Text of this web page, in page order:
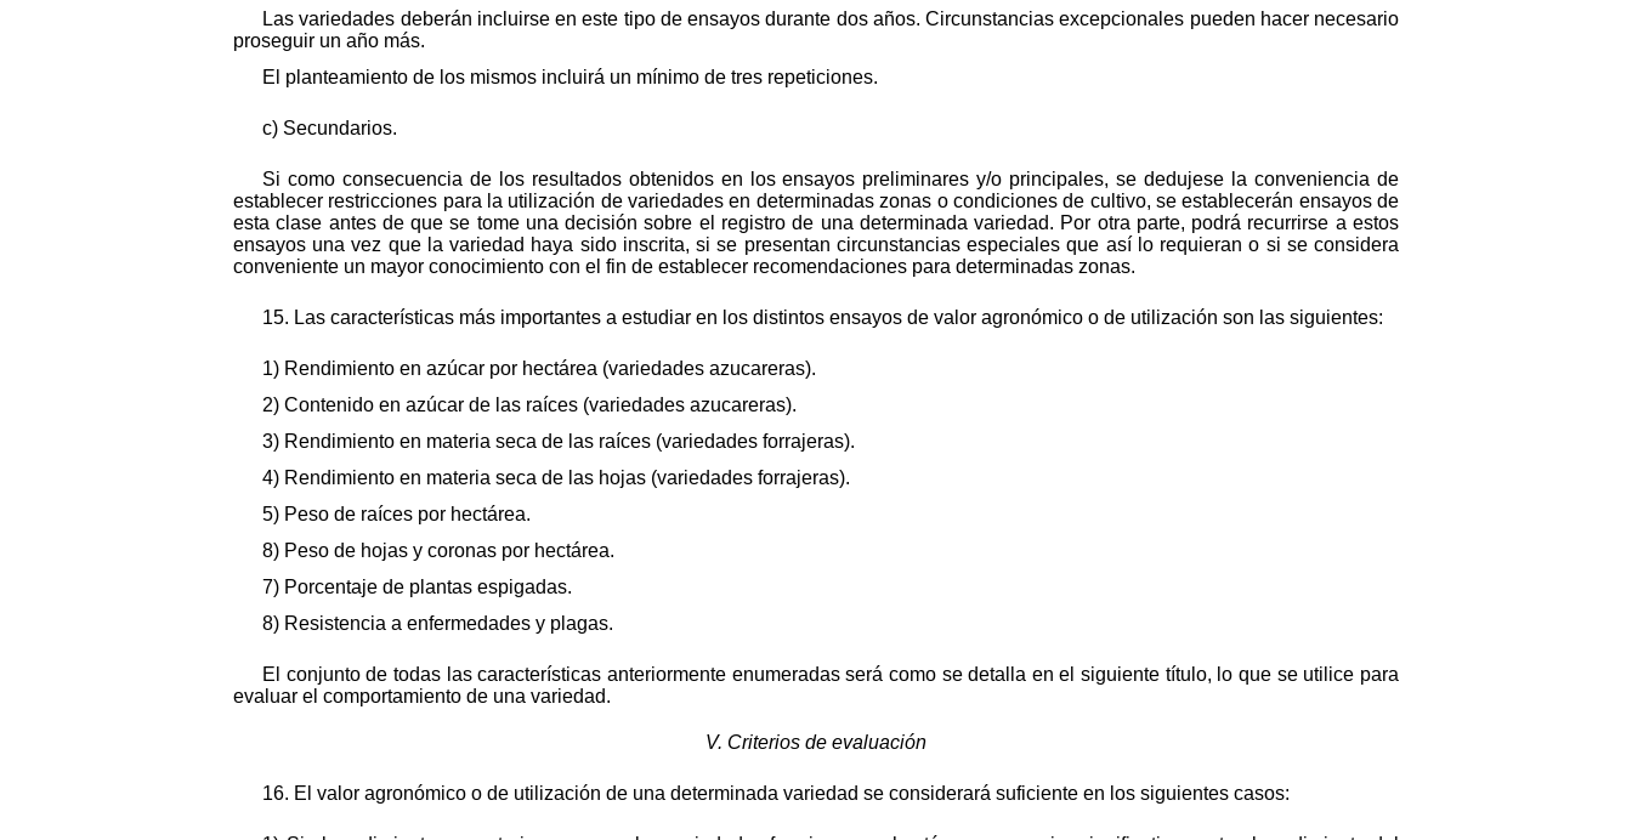
Las variedades deberán incluirse en este tipo de ensayos durante dos años. Circunstancias excepcionales pueden hacer necesario
proseguir un año más.
El planteamiento de los mismos incluirá un mínimo de tres repeticiones.
c) Secundarios.
Si como consecuencia de los resultados obtenidos en los ensayos preliminares y/o principales, se dedujese la conveniencia de
establecer restricciones para la utilización de variedades en determinadas zonas o condiciones de cultivo, se establecerán ensayos de
esta clase antes de que se tome una decisión sobre el registro de una determinada variedad. Por otra parte, podrá recurrirse a estos
ensayos una vez que la variedad haya sido inscrita, si se presentan circunstancias especiales que así lo requieran o si se considera
conveniente un mayor conocimiento con el fin de establecer recomendaciones para determinadas zonas.
15. Las características más importantes a estudiar en los distintos ensayos de valor agronómico o de utilización son las siguientes:
1) Rendimiento en azúcar por hectárea (variedades azucareras).
2) Contenido en azúcar de las raíces (variedades azucareras).
3) Rendimiento en materia seca de las raíces (variedades forrajeras).
4) Rendimiento en materia seca de las hojas (variedades forrajeras).
5) Peso de raíces por hectárea.
8) Peso de hojas y coronas por hectárea.
7) Porcentaje de plantas espigadas.
8) Resistencia a enfermedades y plagas.
El conjunto de todas las características anteriormente enumeradas será como se detalla en el siguiente título, lo que se utilice para
evaluar el comportamiento de una variedad.
V. Criterios de evaluación
16. El valor agronómico o de utilización de una determinada variedad se considerará suficiente en los siguientes casos: